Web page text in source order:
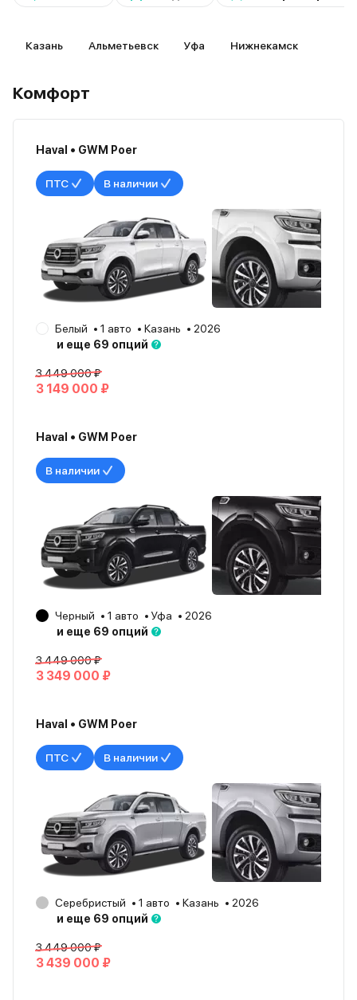
Казань Альметьевск Уфа Нижнекамск
Комфорт
Haval • GWM Poer
ПТС В наличии
Белый 1 авто Казань
2026
и еще 69 опций
3 449 000 ₽
3 149 000 ₽
Haval • GWM Poer
В наличии
Черный 1 авто Уфа
2026
и еще 69 опций
3 449 000 ₽
3 349 000 ₽
Haval • GWM Poer
ПТС В наличии
Серебристый 1 авто Казань
2026
и еще 69 опций
3 449 000 ₽
3 439 000 ₽